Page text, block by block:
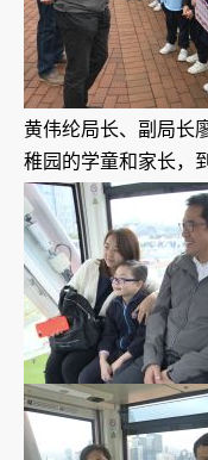
黄伟纶局长、副局长
稚园的学童和家长，